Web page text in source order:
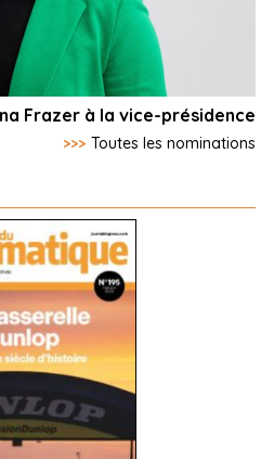
Frazer à la vice-présidence
>>> Toutes les nominations